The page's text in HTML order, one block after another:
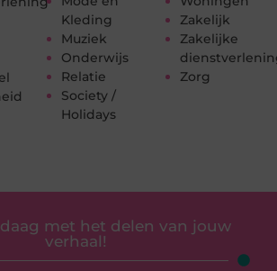
Kleding
Muziek
Onderwijs
Relatie
Society /
Holidays
Zakelijk
Zakelijke
Zorg
met het delen van jouw
verhaal!